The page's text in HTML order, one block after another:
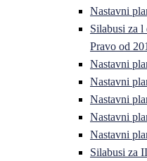
Nastavni
Silabusi za
Pravo od
Nastavni
Nastavni
Nastavni
Nastavni
Nastavni
Silabusi za